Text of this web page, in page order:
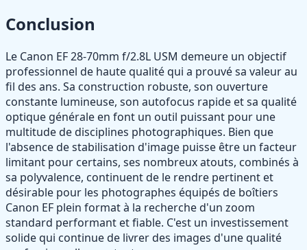
Conclusion
Le Canon EF 28-70mm f/2.8L USM demeure un objectif
professionnel de haute qualité qui a prouvé sa valeur au
fil des ans. Sa construction robuste, son ouverture
constante lumineuse, son autofocus rapide et sa qualité
optique générale en font un outil puissant pour une
multitude de disciplines photographiques. Bien que
l'absence de stabilisation d'image puisse être un facteur
limitant pour certains, ses nombreux atouts, combinés à
sa polyvalence, continuent de le rendre pertinent et
désirable pour les photographes équipés de boîtiers
Canon EF plein format à la recherche d'un zoom
standard performant et fiable. C'est un investissement
solide qui continue de livrer des images d'une qualité